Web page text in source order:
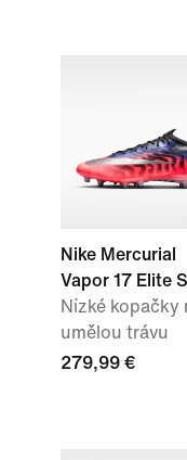
Nike Mercurial
Vapor 17 Elite
Nízké kopačky
umělou trávu
279,99 €